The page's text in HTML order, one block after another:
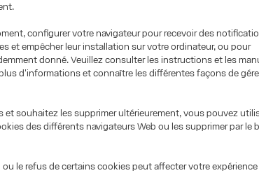
configurer votre navigateur pour recevoir des
et empêcher leur installation sur votre ordinateur, ou pour
donné. Veuillez consulter les instructions et les
d'informations et connaître les différentes façons de
et souhaitez les supprimer ultérieurement, vous pouvez
des différents navigateurs Web ou les supprimer par le
le refus de certains cookies peut affecter votre